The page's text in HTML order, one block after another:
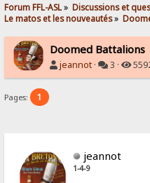
Forum FFL-ASL» Discussions et
Le matos et les nouveautés»
Doomed Battalions
jeannot · 3 ·
Pages: 1
jeannot
1-4-9